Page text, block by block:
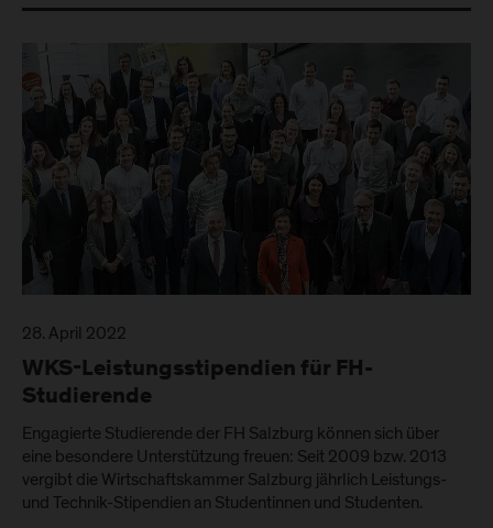
28. April 2022
WKS-Leistungsstipendien für FH-
Studierende
Engagierte Studierende der FH Salzburg können sich über
eine besondere Unterstützung freuen: Seit 2009 bzw. 2013
vergibt die Wirtschaftskammer Salzburg jährlich Leistungs-
und Technik-Stipendien an Studentinnen und Studenten.